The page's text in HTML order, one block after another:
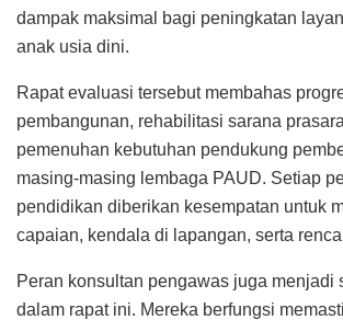
dampak maksimal bagi peningkatan
anak usia dini.
Rapat evaluasi tersebut membahas
pembangunan, rehabilitasi sarana
pemenuhan kebutuhan pendukung
masing-masing lembaga PAUD. Setiap
pendidikan diberikan kesempatan untuk
capaian, kendala di lapangan, serta
Peran konsultan pengawas juga menjadi
dalam rapat ini. Mereka berfungsi